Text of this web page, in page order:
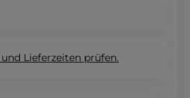
Lieferzeiten prüfen.